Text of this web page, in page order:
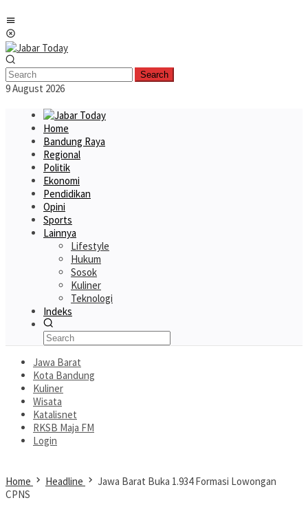
to
content
Search
9 August 2026
Home
Bandung Raya
Regional
Politik
Ekonomi
Pendidikan
Opini
Sports
Lainnya
Lifestyle
Hukum
Sosok
Kuliner
Teknologi
Indeks
Jawa Barat
Kota Bandung
Kuliner
Wisata
Katalisnet
RKSB Maja FM
Login
Home Headline
Jawa Barat Buka 1.934 Formasi Lowongan
CPNS